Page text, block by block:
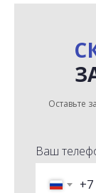
Оставьте
Ваш
+7